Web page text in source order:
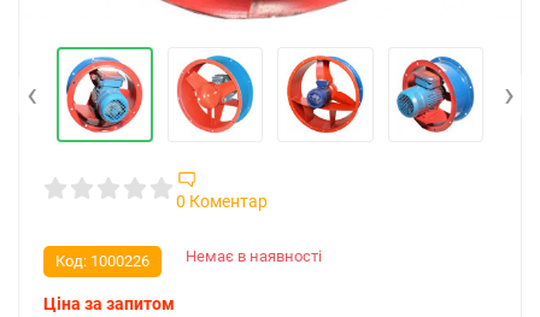
‹ ›
0 Коментар
Немає в наявності
Код: 1000226
Ціна за запитом